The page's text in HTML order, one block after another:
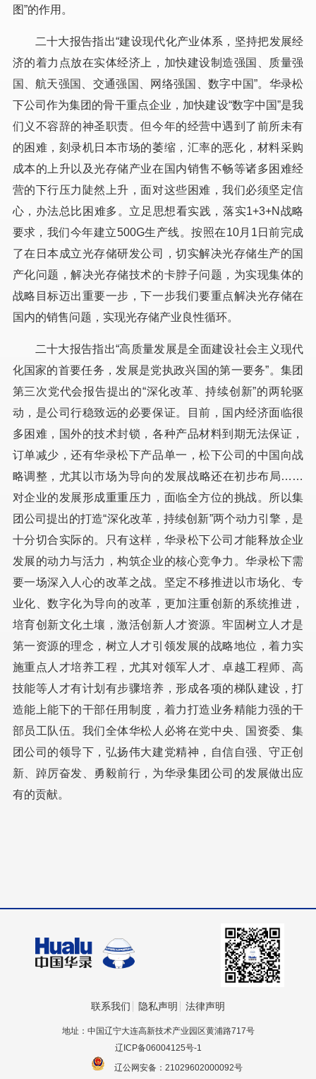
图”的作用。
二十大报告指出“建设现代化产业体系，坚持把发展经
济的着力点放在实体经济上，加快建设制造强国、质量强
国、航天强国、交通强国、网络强国、数字中国”。华录松
下公司作为集团的骨干重点企业，加快建设“数字中国”是我
们义不容辞的神圣职责。但今年的经营中遇到了前所未有
的困难，刻录机日本市场的萎缩，汇率的恶化，材料采购
成本的上升以及光存储产业在国内销售不畅等诸多困难经
营的下行压力陡然上升，面对这些困难，我们必须坚定信
心，办法总比困难多。立足思想看实践，落实1+3+N战略
要求，我们今年建立500G生产线。按照在10月1日前完成
了在日本成立光存储研发公司，切实解决光存储生产的国
产化问题，解决光存储技术的卡脖子问题，为实现集体的
战略目标迈出重要一步，下一步我们要重点解决光存储在
国内的销售问题，实现光存储产业良性循环。
二十大报告指出“高质量发展是全面建设社会主义现代
化国家的首要任务，发展是党执政兴国的第一要务”。集团
第三次党代会报告提出的“深化改革、持续创新”的两轮驱
动，是公司行稳致远的必要保证。目前，国内经济面临很
多困难，国外的技术封锁，各种产品材料到期无法保证，
订单减少，还有华录松下产品单一，松下公司的中国向战
略调整，尤其以市场为导向的发展战略还在初步布局……
对企业的发展形成重重压力，面临全方位的挑战。所以集
团公司提出的打造“深化改革，持续创新”两个动力引擎，是
十分切合实际的。只有这样，华录松下公司才能释放企业
发展的动力与活力，构筑企业的核心竞争力。华录松下需
要一场深入人心的改革之战。坚定不移推进以市场化、专
业化、数字化为导向的改革，更加注重创新的系统推进，
培育创新文化土壤，激活创新人才资源。牢固树立人才是
第一资源的理念，树立人才引领发展的战略地位，着力实
施重点人才培养工程，尤其对领军人才、卓越工程师、高
技能等人才有计划有步骤培养，形成各项的梯队建设，打
造能上能下的干部任用制度，着力打造业务精能力强的干
部员工队伍。我们全体华松人必将在党中央、国资委、集
团公司的领导下，弘扬伟大建党精神，自信自强、守正创
新、踔厉奋发、勇毅前行，为华录集团公司的发展做出应
有的贡献。
联系我们 隐私声明 法律声明
地址：中国辽宁大连高新技术产业园区黄浦路717号
辽ICP备06004125号-1
辽公网安备：21029602000092号